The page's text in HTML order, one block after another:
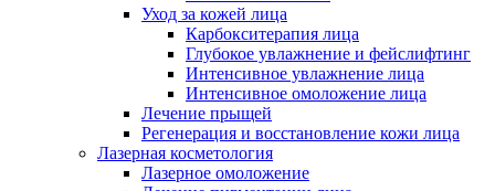
Уход за кожей лица
Карбокситерапия лица
Глубокое увлажнение и фейслифтинг
Интенсивное увлажнение лица
Интенсивное омоложение лица
Лечение прыщей
Регенерация и восстановление кожи лица
Лазерная косметология
Лазерное омоложение